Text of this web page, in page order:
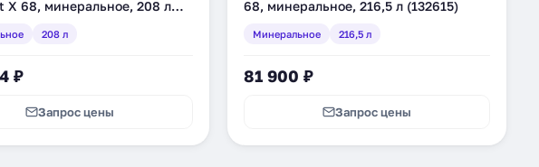
X 68, минеральное, 208 л
208 л
₽
Запрос цены
68, минеральное, 216,5 л (132615)
Минеральное 216,5 л
81 900 ₽
Запрос цены